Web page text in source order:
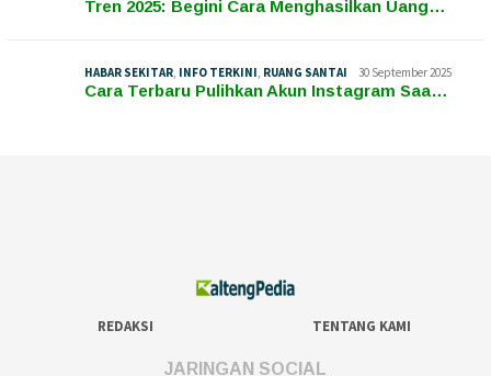
Tren 2025: Begini Cara Menghasilkan Uang…
HABAR SEKITAR INFO TERKINI RUANG SANTAI 30 September 2025
Cara Terbaru Pulihkan Akun Instagram Saa…
REDAKSI TENTANG KAMI
JARINGAN SOCIAL